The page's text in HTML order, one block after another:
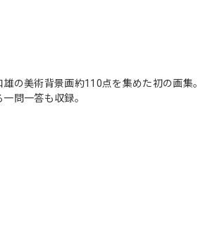
の美術背景画約110点を集めた初の画集
問一答も収録。